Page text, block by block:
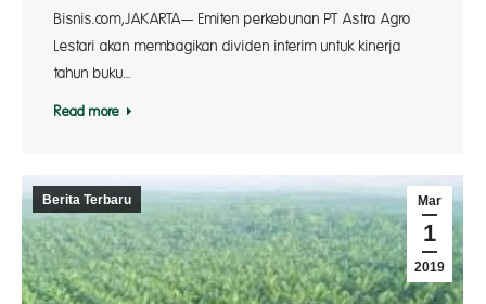
Bisnis.com,JAKARTA— Emiten perkebunan PT Astra Agro
Lestari akan membagikan dividen interim untuk kinerja
tahun buku…
Read more
Mar
1
2019
Berita Terbaru